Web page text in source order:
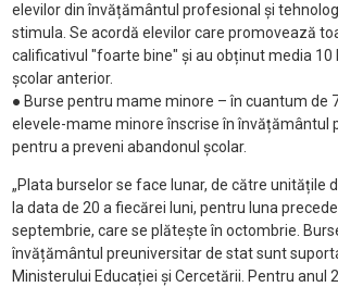
elevilor din învățământul profesional și
stimula. Se acordă elevilor care promovează
calificativul "foarte bine" și au obținut media 10
școlar anterior.
● Burse pentru mame minore – în cuantum de
elevele-mame minore înscrise în învățământul
pentru a preveni abandonul școlar.
„Plata burselor se face lunar, de către unitățile
la data de 20 a fiecărei luni, pentru luna
septembrie, care se plătește în octombrie.
învățământul preuniversitar de stat sunt
Ministerului Educației și Cercetării. Pentru anul